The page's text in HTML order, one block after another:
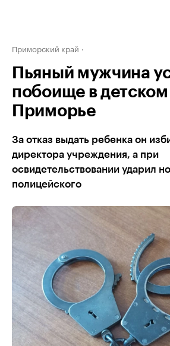
Приморский край
Пьяный мужчина
побоище в детском
Приморье
За отказ выдать ребенка он
директора учреждения, а при
освидетельствовании ударил
полицейского